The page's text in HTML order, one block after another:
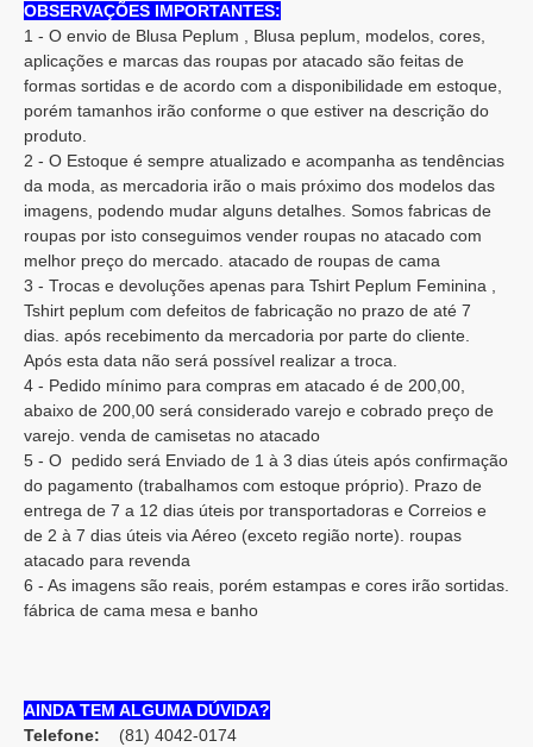
OBSERVAÇÕES IMPORTANTES:
1 - O envio de Blusa Peplum , Blusa peplum, modelos, cores,
aplicações e marcas das roupas por atacado são feitas de
formas sortidas e de acordo com a disponibilidade em estoque,
porém tamanhos irão conforme o que estiver na descrição do
produto.
2 - O Estoque é sempre atualizado e acompanha as tendências
da moda, as mercadoria irão o mais próximo dos modelos das
imagens, podendo mudar alguns detalhes. Somos fabricas de
roupas por isto conseguimos vender roupas no atacado com
melhor preço do mercado. atacado de roupas de cama
3 - Trocas e devoluções apenas para Tshirt Peplum Feminina ,
Tshirt peplum com defeitos de fabricação no prazo de até 7
dias. após recebimento da mercadoria por parte do cliente.
Após esta data não será possível realizar a troca.
4 - Pedido mínimo para compras em atacado é de 200,00,
abaixo de 200,00 será considerado varejo e cobrado preço de
varejo. venda de camisetas no atacado
5 - O pedido será Enviado de 1 à 3 dias úteis após confirmação
do pagamento (trabalhamos com estoque próprio). Prazo de
entrega de 7 a 12 dias úteis por transportadoras e Correios e
de 2 à 7 dias úteis via Aéreo (exceto região norte). roupas
atacado para revenda
6 - As imagens são reais, porém estampas e cores irão sortidas.
fábrica de cama mesa e banho
AINDA TEM ALGUMA DÚVIDA?
Telefone: (81) 4042-0174